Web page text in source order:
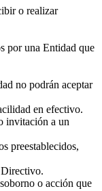
o realizar
por una Entidad que
no podrán aceptar
en efectivo.
invitación a un
preestablecidos,
Directivo.
o acción que